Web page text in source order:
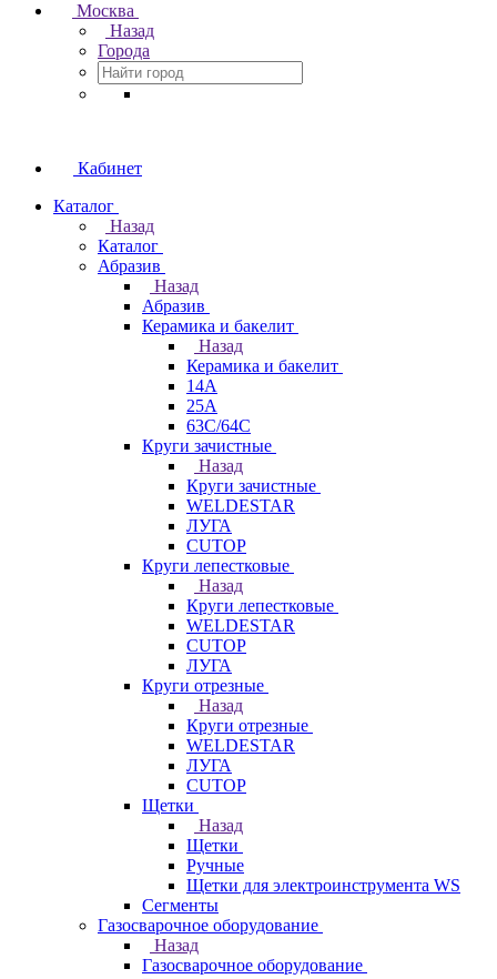
Москва
Назад
Города
Кабинет
Каталог
Назад
Каталог
Абразив
Назад
Абразив
Керамика и бакелит
Назад
Керамика и бакелит
14А
25А
63С/64С
Круги зачистные
Назад
Круги зачистные
WELDESTAR
ЛУГА
CUTOP
Круги лепестковые
Назад
Круги лепестковые
WELDESTAR
CUTOP
ЛУГА
Круги отрезные
Назад
Круги отрезные
WELDESTAR
ЛУГА
CUTOP
Щетки
Назад
Щетки
Ручные
Щетки для электроинструмента WS
Сегменты
Газосварочное оборудование
Назад
Газосварочное оборудование